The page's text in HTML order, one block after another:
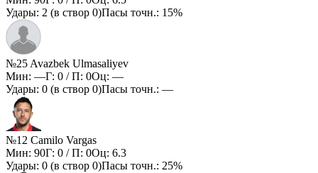
Удары: 2 (в створ 0)Пасы точн.: 15%
№25 Avazbek Ulmasaliyev
Мин: —Г: 0 / П: 0Оц: —
Удары: 0 (в створ 0)Пасы точн.: —
№12 Camilo Vargas
Мин: 90Г: 0 / П: 0Оц: 6.3
Удары: 0 (в створ 0)Пасы точн.: 25%